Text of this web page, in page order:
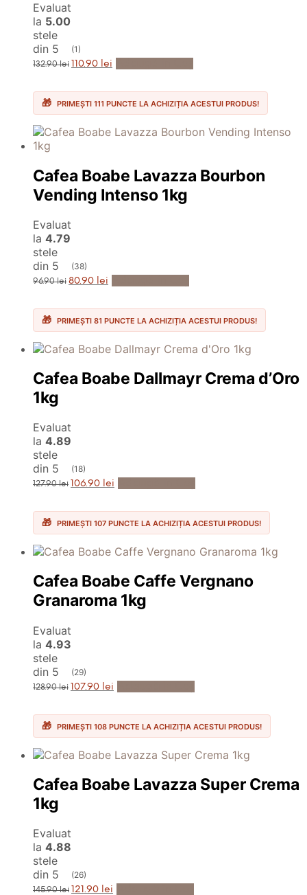
Evaluat
la 5.00
stele
din 5
(1)
132.90lei Prețul
inițial
fost:
132.90 lei.
110.90 lei Prețul
curent
110.90 lei.
PRIMEȘTI 111 PUNCTE LA ACHIZIȚIA ACESTUI PRODUS!
Cafea Boabe Lavazza Bourbon
Vending Intenso 1kg
Evaluat
la 4.79
stele
din 5
(38)
96.90lei Prețul
inițial
fost:
96.90 lei.
80.90 lei Prețul
curent
80.90 lei.
PRIMEȘTI 81 PUNCTE LA ACHIZIȚIA ACESTUI PRODUS!
Cafea Boabe Dallmayr Crema d’Oro
1kg
Evaluat
la 4.89
stele
din 5
(18)
127.90lei Prețul
inițial
fost:
127.90 lei.
106.90 lei Prețul
curent
106.90 lei.
PRIMEȘTI 107 PUNCTE LA ACHIZIȚIA ACESTUI PRODUS!
Cafea Boabe Caffe Vergnano
Granaroma 1kg
Evaluat
la 4.93
stele
din 5
(29)
128.90lei Prețul
inițial
fost:
128.90 lei.
107.90 lei Prețul
curent
107.90 lei.
PRIMEȘTI 108 PUNCTE LA ACHIZIȚIA ACESTUI PRODUS!
Cafea Boabe Lavazza Super Crema
1kg
Evaluat
la 4.88
stele
din 5
(26)
145.90lei Prețul
121.90 lei Prețul